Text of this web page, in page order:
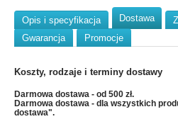
Opis i specyfikacja Dostawa
Gwarancja
Promocje
Koszty, rodzaje i terminy dostawy
Darmowa dostawa - od 500 zł.
Darmowa dostawa - dla wszystkich
dostawa".